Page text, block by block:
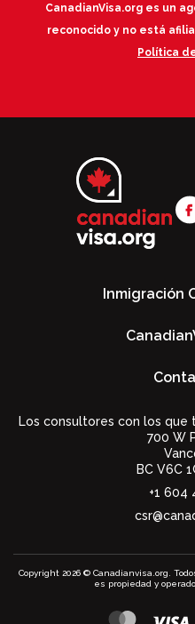
CanadianVisa.org es un
reconocido y no está
Política
Inmigración
Los consultores con los que
700 W
BC V6C
+1 604
Copyright 2026 © Canadianvisa.org.
es propiedad y